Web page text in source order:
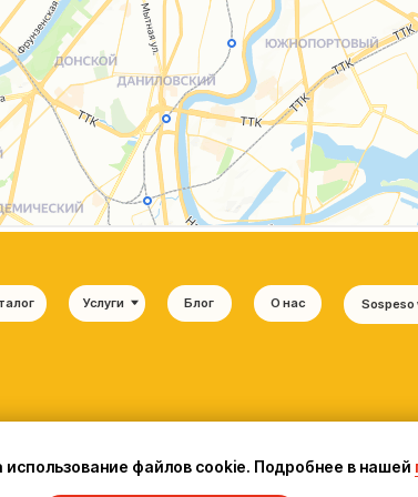
использование файлов cookie. Подробнее в нашей